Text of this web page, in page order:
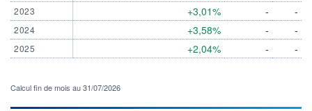
03/12 09/04
CATÉGORIE MORNINGSTAR
Monétaires Autres Devises
TARIFS PRIVILÉGIÉS
2023
2024
2025
+3,01%
+3,58%
+2,04%
-
-
-
-
-
-
Calcul fin de mois au 31/07/2026